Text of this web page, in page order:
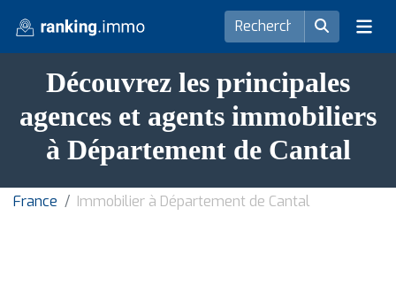
Découvrez les principales
agences et agents immobiliers
à Département de Cantal
France Immobilier à Département de Cantal